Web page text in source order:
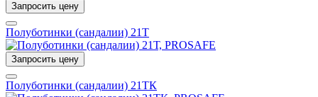
Запросить цену
Полуботинки (сандалии) 21Т
Запросить цену
Полуботинки (сандалии) 21ТК